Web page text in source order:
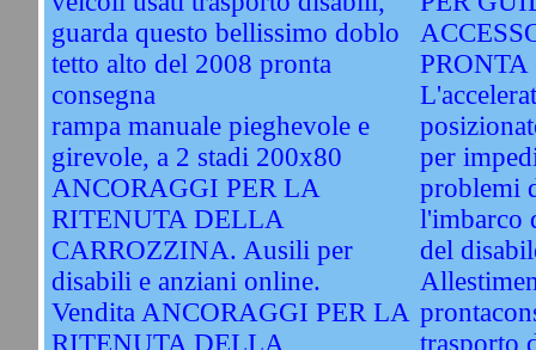
guarda questo bellissimo doblo
tetto alto del 2008 pronta
consegna
rampa manuale pieghevole e
girevole, a 2 stadi 200x80
ANCORAGGI PER LA
RITENUTA DELLA
CARROZZINA. Ausili per
disabili e anziani online.
Vendita ANCORAGGI PER LA
RITENUTA DELLA
PRONTA
per
problemi
l'imbarco
del
trasporto